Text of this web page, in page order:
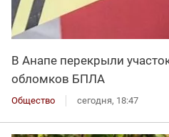
В Анапе перекрыли
обломков БПЛА
Общество сегодня, 18:47